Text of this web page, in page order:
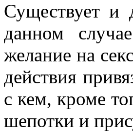
Существует
данном
желание на
действия
с кем, кроме
шепотки и